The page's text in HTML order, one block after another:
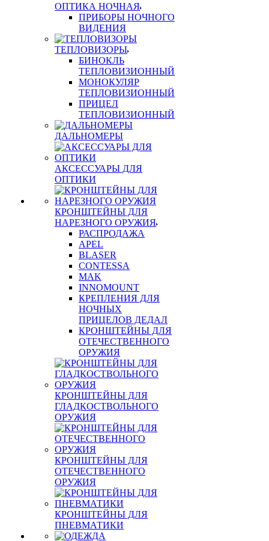
ОПТИКА НОЧНАЯ
ПРИБОРЫ НОЧНОГО
ВИДЕНИЯ
ТЕПЛОВИЗОРЫ
БИНОКЛЬ
ТЕПЛОВИЗИОННЫЙ
МОНОКУЛЯР
ТЕПЛОВИЗИОННЫЙ
ПРИЦЕЛ
ТЕПЛОВИЗИОННЫЙ
ДАЛЬНОМЕРЫ
АКСЕССУАРЫ ДЛЯ
ОПТИКИ
КРОНШТЕЙНЫ ДЛЯ
НАРЕЗНОГО ОРУЖИЯ
РАСПРОДАЖА
APEL
BLASER
CONTESSA
MAK
INNOMOUNT
КРЕПЛЕНИЯ ДЛЯ
НОЧНЫХ
ПРИЦЕЛОВ ДЕДАЛ
КРОНШТЕЙНЫ ДЛЯ
ОТЕЧЕСТВЕННОГО
ОРУЖИЯ
КРОНШТЕЙНЫ ДЛЯ
ГЛАДКОСТВОЛЬНОГО
ОРУЖИЯ
КРОНШТЕЙНЫ ДЛЯ
ОТЕЧЕСТВЕННОГО
ОРУЖИЯ
КРОНШТЕЙНЫ ДЛЯ
ПНЕВМАТИКИ